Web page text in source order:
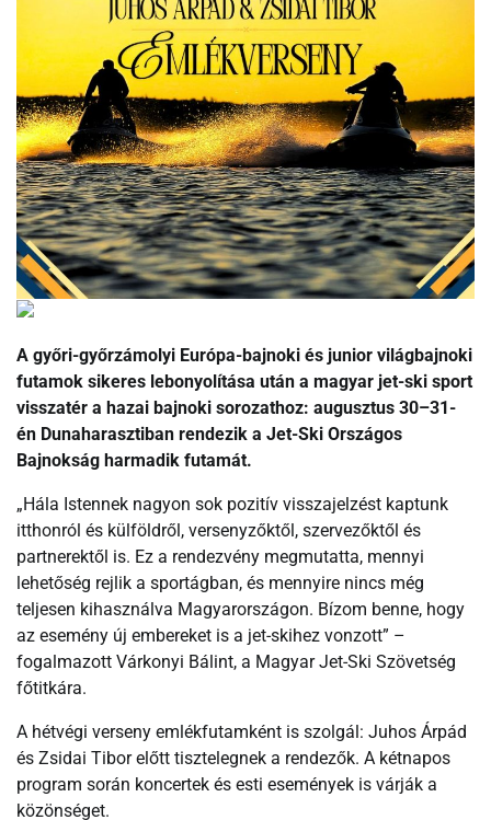
A győri-győrzámolyi Európa-bajnoki és junior világbajnoki
futamok sikeres lebonyolítása után a magyar jet-ski sport
visszatér a hazai bajnoki sorozathoz: augusztus 30–31-
én Dunaharasztiban rendezik a Jet-Ski Országos
Bajnokság harmadik futamát.
„Hála Istennek nagyon sok pozitív visszajelzést kaptunk
itthonról és külföldről, versenyzőktől, szervezőktől és
partnerektől is. Ez a rendezvény megmutatta, mennyi
lehetőség rejlik a sportágban, és mennyire nincs még
teljesen kihasználva Magyarországon. Bízom benne, hogy
az esemény új embereket is a jet-skihez vonzott” –
fogalmazott Várkonyi Bálint, a Magyar Jet-Ski Szövetség
főtitkára.
A hétvégi verseny emlékfutamként is szolgál: Juhos Árpád
és Zsidai Tibor előtt tisztelegnek a rendezők. A kétnapos
program során koncertek és esti események is várják a
közönséget.